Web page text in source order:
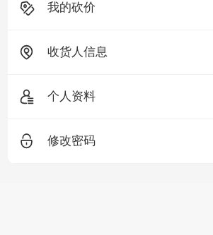
我的砍价
收货人信息
个人资料
修改密码